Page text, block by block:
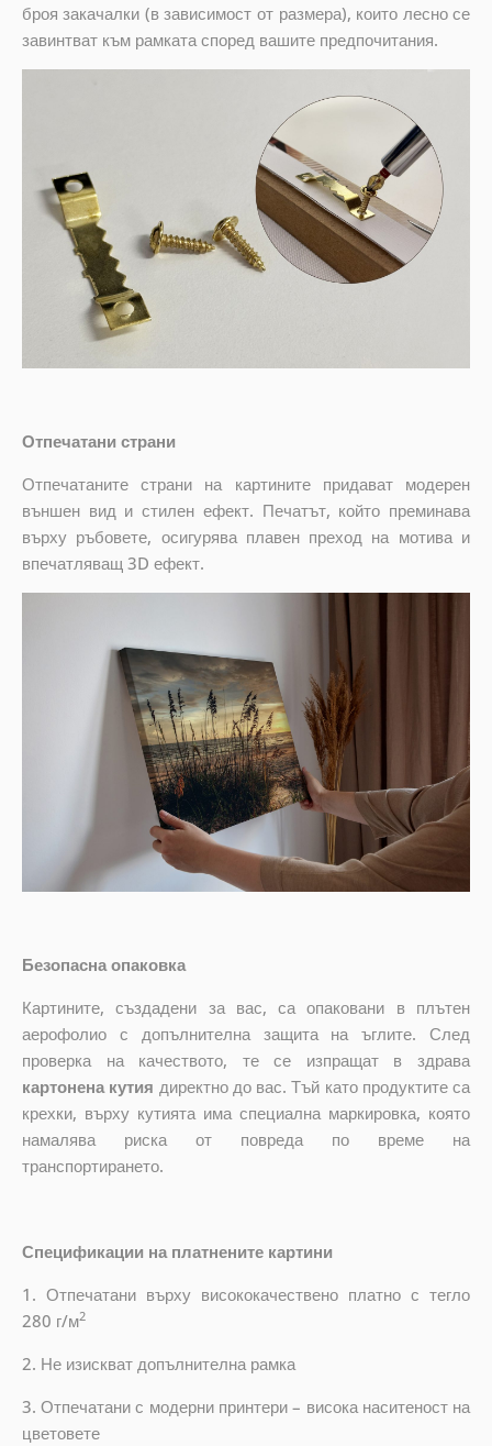
броя закачалки (в зависимост от размера), които лесно се
завинтват към рамката според вашите предпочитания.
Отпечатани страни
Отпечатаните страни на картините придават модерен
външен вид и стилен ефект. Печатът, който преминава
върху ръбовете, осигурява плавен преход на мотива и
впечатляващ 3D ефект.
Безопасна опаковка
Картините, създадени за вас, са опаковани в плътен
аерофолио с допълнителна защита на ъглите. След
проверка на качеството, те се изпращат в здрава
картонена кутия директно до вас. Тъй като продуктите са
крехки, върху кутията има специална маркировка, която
намалява риска от повреда по време на
транспортирането.
Спецификации на платнените картини
1. Отпечатани върху висококачествено платно с тегло
280 г/м2
2. Не изискват допълнителна рамка
3. Отпечатани с модерни принтери – висока наситеност на
цветовете